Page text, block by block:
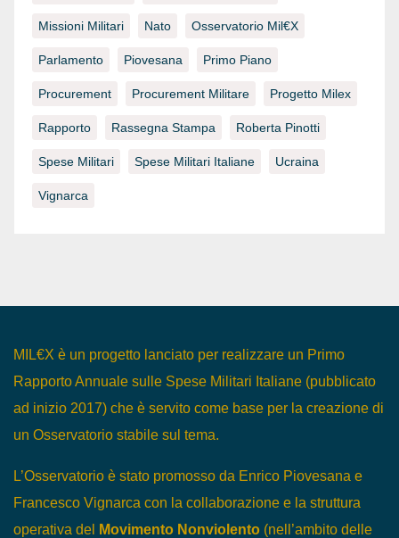
Missioni Militari Nato Osservatorio Mil€x
Parlamento Piovesana Primo Piano
Procurement Procurement Militare Progetto Milex
Rapporto Rassegna Stampa Roberta Pinotti
Spese Militari Spese Militari Italiane Ucraina
Vignarca
MIL€X è un progetto lanciato per realizzare un Primo
Rapporto Annuale sulle Spese Militari Italiane (pubblicato
ad inizio 2017) che è servito come base per la creazione di
un Osservatorio stabile sul tema.
L’Osservatorio è stato promosso da Enrico Piovesana e
Francesco Vignarca con la collaborazione e la struttura
operativa del
Movimento Nonviolento (nell’ambito delle